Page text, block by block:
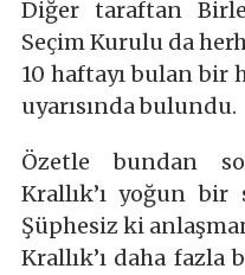
Diğer taraftan
Seçim Kurulu da
10 haftayı bulan bir
uyarısında bulundu.
Özetle bundan
Krallık’ı yoğun
Şüphesiz ki
Krallık’ı daha